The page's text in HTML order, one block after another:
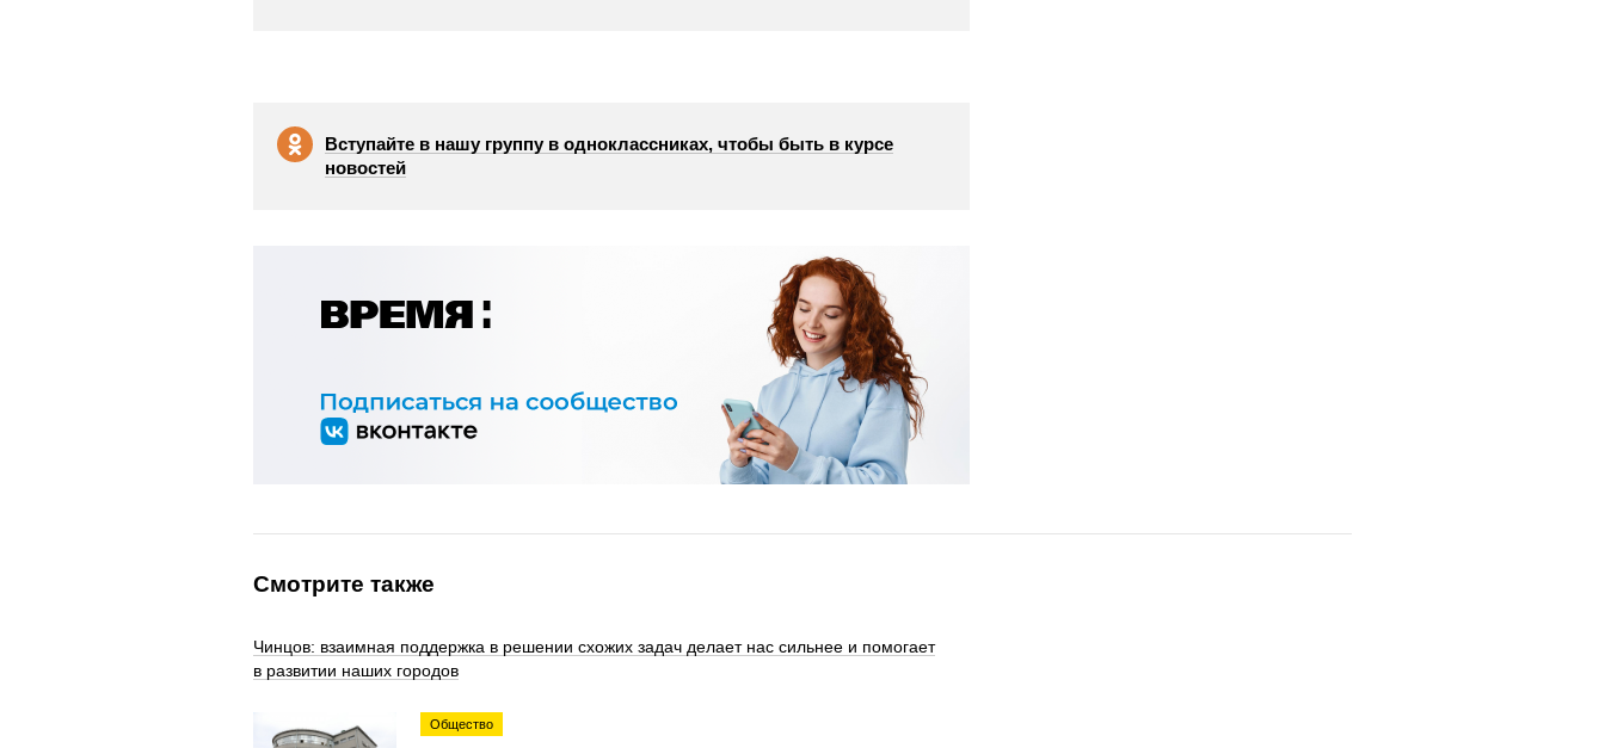
Вступайте в нашу группу в одноклассниках, чтобы быть в курсе
новостей
Смотрите также
Чинцов: взаимная поддержка в решении схожих задач делает нас сильнее и помогает
в развитии наших городов
Общество